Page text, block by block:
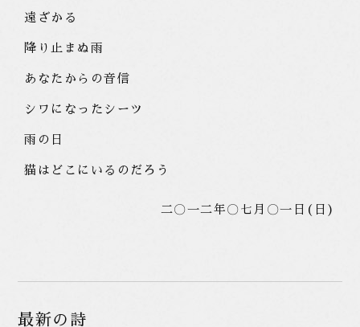
遠ざかる
降り止まぬ雨
あなたからの音信
シワになったシーツ
雨の日
猫はどこにいるのだろう
二〇一二年〇七月〇一日(日)
最新の詩